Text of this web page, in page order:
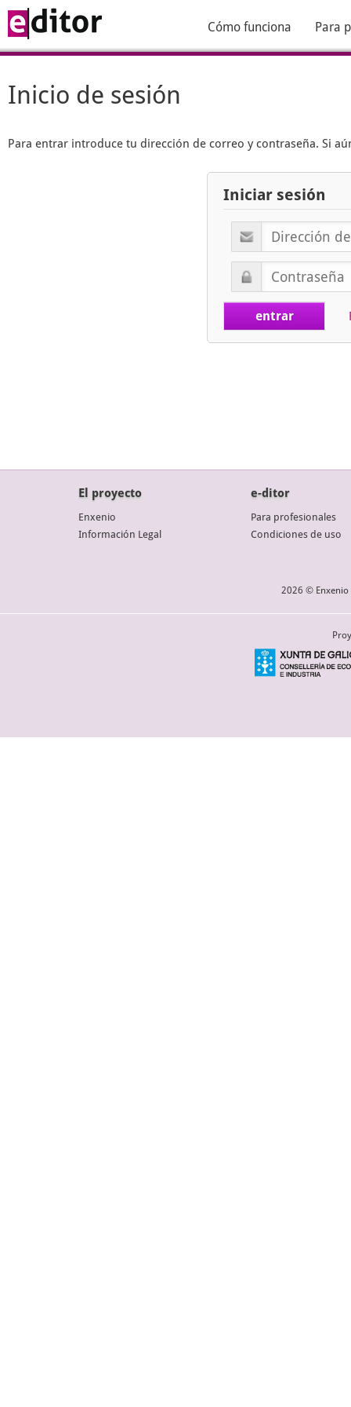
Cómo funciona Para
Inicio de sesión
Para entrar introduce tu dirección de correo y contraseña. Si
Iniciar sesión
El proyecto
Enxenio
Información Legal
e-ditor
Para profesionales
Condiciones de uso
2026 © Enxenio